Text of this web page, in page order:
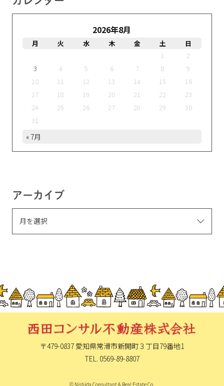
2026年8月
月 火 水 木 金 土
日
1
2
3
4 5 6 7 8
9
10
11 12 13 14 15
16
17
18 19 20 21 22
23
24
25 26 27 28 29
30
31
« 7月
アーカイブ
〒479-0837 愛知県常滑市新開町３丁目79番地1
TEL. 0569-89-8807
© Nishida Consultant & Real Estate Co.